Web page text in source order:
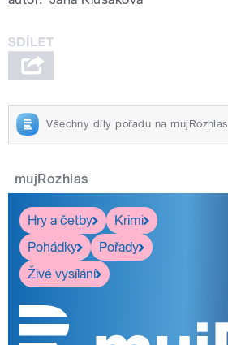
Všechny díly pořadu na mujRozhlas
mujRozhlas
Hry a četby
Krimi
Pohádky
Pořady
Živé vysílání